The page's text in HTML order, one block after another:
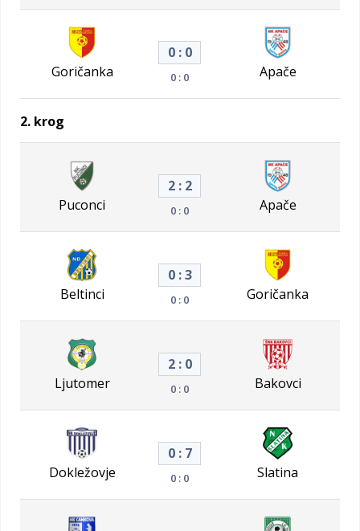
Goričanka
0 : 0
0 : 0 Apače
2. krog
Puconci
2 : 2
0 : 0 Apače
Beltinci
0 : 3
0 : 0 Goričanka
Ljutomer
2 : 0
0 : 0 Bakovci
Dokležovje
0 : 7
0 : 0 Slatina